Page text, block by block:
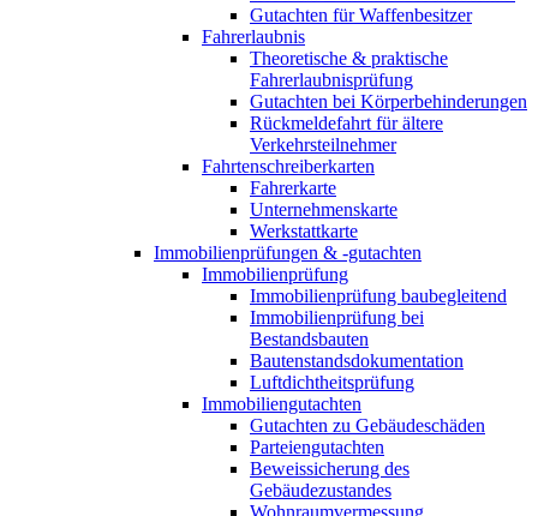
Gutachten für Waffenbesitzer
Fahrerlaubnis
Theoretische & praktische
Fahrerlaubnisprüfung
Gutachten bei Körperbehinderungen
Rückmeldefahrt für ältere
Verkehrsteilnehmer
Fahrtenschreiberkarten
Fahrerkarte
Unternehmenskarte
Werkstattkarte
Immobilienprüfungen & -gutachten
Immobilienprüfung
Immobilienprüfung baubegleitend
Immobilienprüfung bei
Bestandsbauten
Bautenstandsdokumentation
Luftdichtheitsprüfung
Immobiliengutachten
Gutachten zu Gebäudeschäden
Parteiengutachten
Beweissicherung des
Gebäudezustandes
Wohnraumvermessung